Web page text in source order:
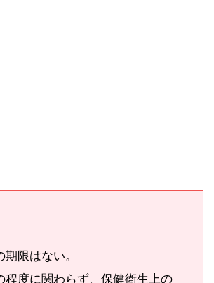
限はない。
程度に関わらず、保健衛生上の